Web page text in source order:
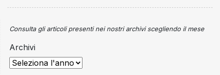
Consulta gli articoli presenti nei nostri archivi scegliendo il mese
Archivi